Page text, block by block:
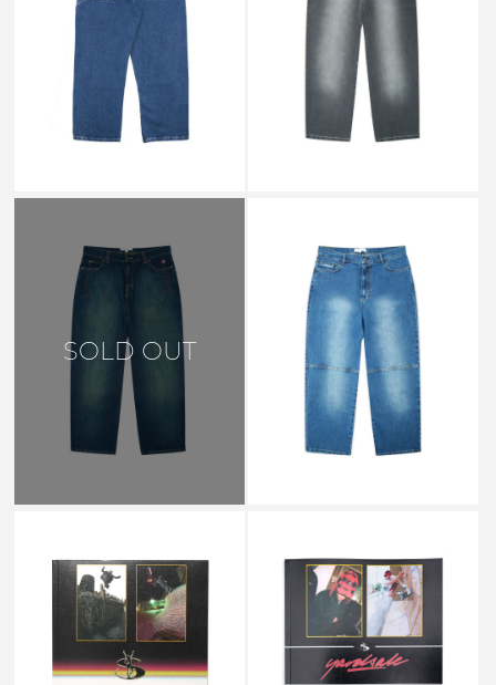
PHANTASY JEANS DENIM _
￥23,650
￥9,460
CULTURE SLUB PHANTASY
JEANS WASHED BLACK _
￥25,850
￥10,340
SOLD OUT
YARDSALE
PHANTASY PANEL JEANS
DENIM _
￥25,300
￥10,120
YARDSALE
YS MAGAZINE ISSUE 2
YARDSALE
YS MAGAZINE